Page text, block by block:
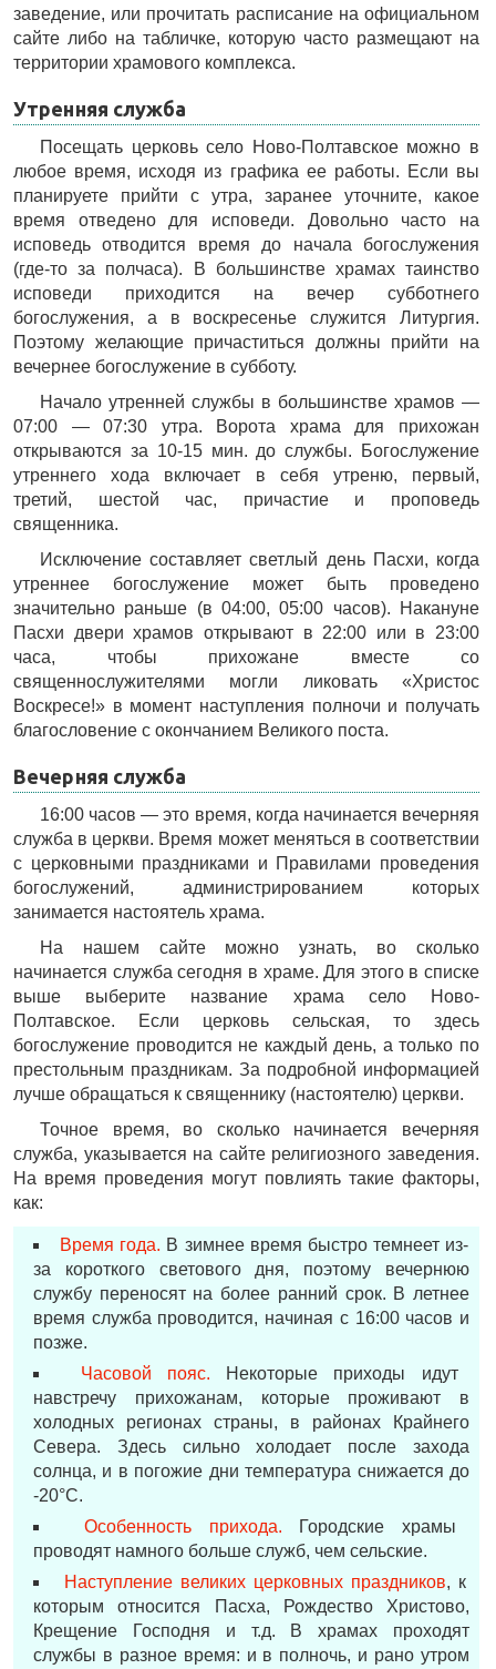
заведение, или прочитать расписание на официальном
сайте либо на табличке, которую часто размещают на
территории храмового комплекса.
Утренняя служба
Посещать церковь село Ново-Полтавское можно в
любое время, исходя из графика ее работы. Если вы
планируете прийти с утра, заранее уточните, какое
время отведено для исповеди. Довольно часто на
исповедь отводится время до начала богослужения
(где-то за полчаса). В большинстве храмах таинство
исповеди приходится на вечер субботнего
богослужения, а в воскресенье служится Литургия.
Поэтому желающие причаститься должны прийти на
вечернее богослужение в субботу.
Начало утренней службы в большинстве храмов —
07:00 — 07:30 утра. Ворота храма для прихожан
открываются за 10-15 мин. до службы. Богослужение
утреннего хода включает в себя утреню, первый,
третий, шестой час, причастие и проповедь
священника.
Исключение составляет светлый день Пасхи, когда
утреннее богослужение может быть проведено
значительно раньше (в 04:00, 05:00 часов). Накануне
Пасхи двери храмов открывают в 22:00 или в 23:00
часа, чтобы прихожане вместе со
священнослужителями могли ликовать «Христос
Воскресе!» в момент наступления полночи и получать
благословение с окончанием Великого поста.
Вечерняя служба
16:00 часов — это время, когда начинается вечерняя
служба в церкви. Время может меняться в соответствии
с церковными праздниками и Правилами проведения
богослужений, администрированием которых
занимается настоятель храма.
На нашем сайте можно узнать, во сколько
начинается служба сегодня в храме. Для этого в списке
выше выберите название храма село Ново-
Полтавское. Если церковь сельская, то здесь
богослужение проводится не каждый день, а только по
престольным праздникам. За подробной информацией
лучше обращаться к священнику (настоятелю) церкви.
Точное время, во сколько начинается вечерняя
служба, указывается на сайте религиозного заведения.
На время проведения могут повлиять такие факторы,
как:
Время года. В зимнее время быстро темнеет из-
за короткого светового дня, поэтому вечернюю
службу переносят на более ранний срок. В летнее
время служба проводится, начиная с 16:00 часов и
позже.
Часовой пояс. Некоторые приходы идут
навстречу прихожанам, которые проживают в
холодных регионах страны, в районах Крайнего
Севера. Здесь сильно холодает после захода
солнца, и в погожие дни температура снижается до
-20°С.
Особенность прихода. Городские храмы
проводят намного больше служб, чем сельские.
Наступление великих церковных праздников, к
которым относится Пасха, Рождество Христово,
Крещение Господня и т.д. В храмах проходят
службы в разное время: и в полночь, и рано утром